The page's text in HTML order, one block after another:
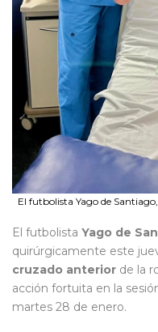
El futbolista Yago de
El futbolista Yago de
quirúrgicamente este
cruzado anterior de la
acción fortuita en la
martes 28 de enero.